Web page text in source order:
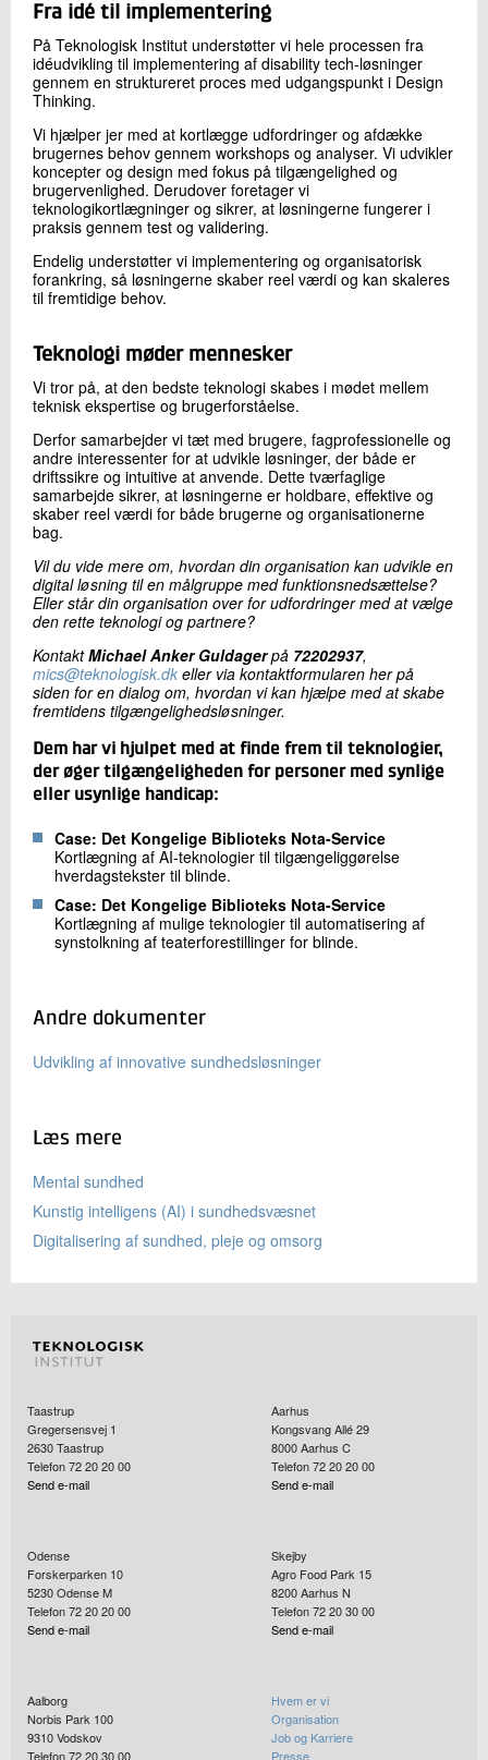
Fra idé til implementering
På Teknologisk Institut understøtter vi hele processen fra
idéudvikling til implementering af disability tech-løsninger
gennem en struktureret proces med udgangspunkt i Design
Thinking.
Vi hjælper jer med at kortlægge udfordringer og afdække
brugernes behov gennem workshops og analyser. Vi udvikler
koncepter og design med fokus på tilgængelighed og
brugervenlighed. Derudover foretager vi
teknologikortlægninger og sikrer, at løsningerne fungerer i
praksis gennem test og validering.
Endelig understøtter vi implementering og organisatorisk
forankring, så løsningerne skaber reel værdi og kan skaleres
til fremtidige behov.
Teknologi møder mennesker
Vi tror på, at den bedste teknologi skabes i mødet mellem
teknisk ekspertise og brugerforståelse.
Derfor samarbejder vi tæt med brugere, fagprofessionelle og
andre interessenter for at udvikle løsninger, der både er
driftssikre og intuitive at anvende. Dette tværfaglige
samarbejde sikrer, at løsningerne er holdbare, effektive og
skaber reel værdi for både brugerne og organisationerne
bag.
Vil du vide mere om, hvordan din organisation kan udvikle en
digital løsning til en målgruppe med funktionsnedsættelse?
Eller står din organisation over for udfordringer med at vælge
den rette teknologi og partnere?
KontaktMichael Anker Guldagerpå 72202937,
mics@teknologisk.dk eller via kontaktformularen her på
siden for en dialog om, hvordan vi kan hjælpe med at skabe
fremtidens tilgængelighedsløsninger.
Dem har vi hjulpet med at finde frem til teknologier,
der øger tilgængeligheden for personer med synlige
eller usynlige handicap:
Case: Det Kongelige Biblioteks Nota-Service
Kortlægning af AI-teknologier til tilgængeliggørelse
hverdagstekster til blinde.
Case: Det Kongelige Biblioteks Nota-Service
Kortlægning af mulige teknologier til automatisering af
synstolkning af teaterforestillinger for blinde.
Andre dokumenter
Udvikling af innovative sundhedsløsninger
Læs mere
Mental sundhed
Kunstig intelligens (AI) i sundhedsvæsnet
Digitalisering af sundhed, pleje og omsorg
Taastrup
Gregersensvej 1
2630Taastrup
Telefon 72 20 20 00
Send e-mail
Aarhus
Kongsvang Allé 29
8000Aarhus C
Telefon 72 20 20 00
Send e-mail
Odense
Forskerparken 10
5230Odense M
Telefon 72 20 20 00
Send e-mail
Skejby
Agro Food Park 15
8200Aarhus N
Telefon 72 20 30 00
Send e-mail
Aalborg
Norbis Park 100
9310Vodskov
Telefon 72 20 30 00
Hvem er vi
Organisation
Job og Karriere
Presse